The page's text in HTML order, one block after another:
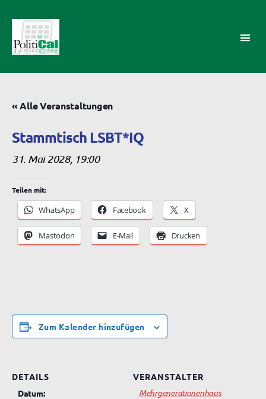
AK
« Alle Veranstaltungen
Stammtisch LSBT*IQ
31. Mai 2028, 19:00
Teilen mit:
WhatsApp Facebook X
Mastodon E-Mail Drucken
Zum Kalender hinzufügen
DETAILS
Datum:
VERANSTALTER
Mehrgenerationenhaus